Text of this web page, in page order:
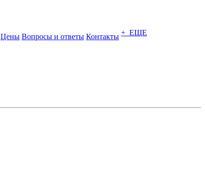
Цены Вопросы и ответы Контакты + ЕЩЕ